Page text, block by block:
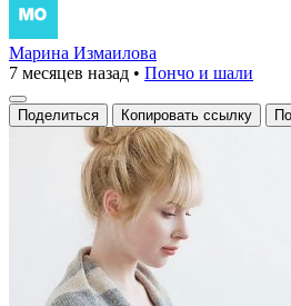
Марина Измаилова
7 месяцев назад • Пончо и шали
Поделиться Копировать ссылку